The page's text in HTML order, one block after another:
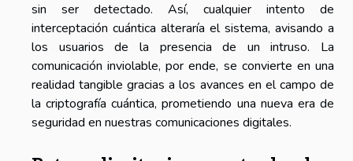
sin ser detectado. Así, cualquier intento de
interceptación cuántica alteraría el sistema, avisando a
los usuarios de la presencia de un intruso. La
comunicación inviolable, por ende, se convierte en una
realidad tangible gracias a los avances en el campo de
la criptografía cuántica, prometiendo una nueva era de
seguridad en nuestras comunicaciones digitales.